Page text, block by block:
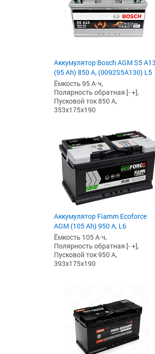
Аккумулятор Bosch AGM S5 А13
(95 Ah) 850 А, (0092S5A130) L5
Ёмкость 95 А·ч,
Полярность обратная [- +],
Пусковой ток 850 А,
353x175x190
Аккумулятор Fiamm Ecoforce
AGM (105 Ah) 950 А, L6
Ёмкость 105 А·ч,
Полярность обратная [- +],
Пусковой ток 950 А,
393x175x190